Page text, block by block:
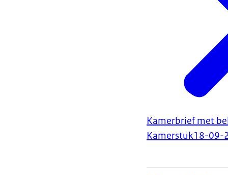
Kamerbrief met
Kamerstuk18-09-